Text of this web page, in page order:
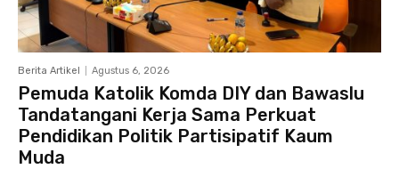
Berita Artikel Agustus 6, 2026
Pemuda Katolik Komda DIY dan Bawaslu
Tandatangani Kerja Sama Perkuat
Pendidikan Politik Partisipatif Kaum
Muda